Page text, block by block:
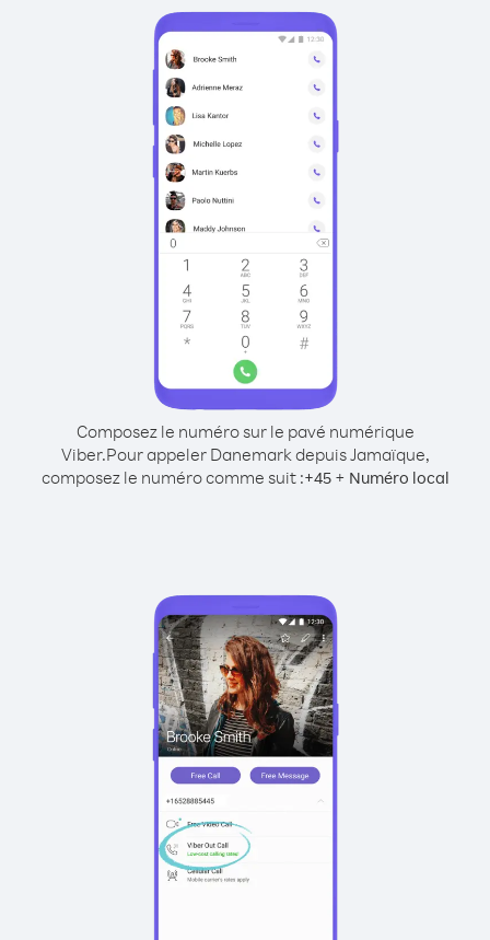
Composez le numéro sur le pavé numérique
Viber.Pour appeler Danemark depuis Jamaïque,
composez le numéro comme suit :+45+ Numéro local